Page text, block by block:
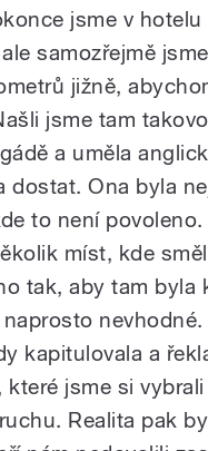
jsme v
samozřejmě
jižně,
jsme tam
a uměla
Ona byla
to není
míst, kde
tak, aby tam byla
kapitulovala a
jsme si vybrali
Realita pak